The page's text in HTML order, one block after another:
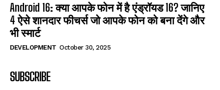
Android 16: क्या आपके फोन में है एंड्रॉयड 16? जानिए
4 ऐसे शानदार फीचर्स जो आपके फोन को बना देंगे और
भी स्मार्ट
DEVELOPMENT October 30, 2025
SUBSCRIBE